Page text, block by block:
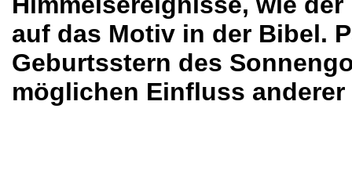
auf das Motiv in der Bibel.
Geburtsstern des
möglichen Einfluss